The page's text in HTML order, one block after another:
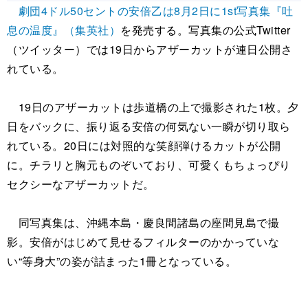
劇団4ドル50セントの安倍乙は8月2日に1st写真集『吐
息の温度』（集英社） を発売する。写真集の公式Twitter
（ツイッター）では19日からアザーカットが連日公開さ
れている。
19日のアザーカットは歩道橋の上で撮影された1枚。夕
日をバックに、振り返る安倍の何気ない一瞬が切り取ら
れている。20日には対照的な笑顔弾けるカットが公開
に。チラリと胸元ものぞいており、可愛くもちょっぴり
セクシーなアザーカットだ。
同写真集は、沖縄本島・慶良間諸島の座間見島で撮
影。安倍がはじめて見せるフィルターのかかっていな
い“等身大”の姿が詰まった1冊となっている。